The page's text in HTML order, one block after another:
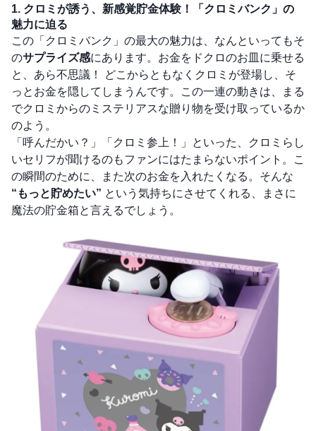
1. クロミが誘う、新感覚貯金体験！「クロミバンク」の
魅力に迫る
この「クロミバンク」の最大の魅力は、なんといってもそ
のサプライズ感にあります。お金をドクロのお皿に乗せる
と、あら不思議！ どこからともなくクロミが登場し、そ
っとお金を隠してしまうんです。この一連の動きは、まる
でクロミからのミステリアスな贈り物を受け取っているか
のよう。
「呼んだかい？」「クロミ参上！」といった、クロミらし
いセリフが聞けるのもファンにはたまらないポイント。こ
の瞬間のために、また次のお金を入れたくなる。そんな
“もっと貯めたい” という気持ちにさせてくれる、まさに
魔法の貯金箱と言えるでしょう。